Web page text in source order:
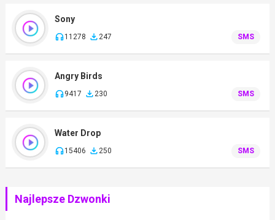
Sony
11278 247 SMS
Angry Birds
9417 230 SMS
Water Drop
15406 250 SMS
Najlepsze Dzwonki